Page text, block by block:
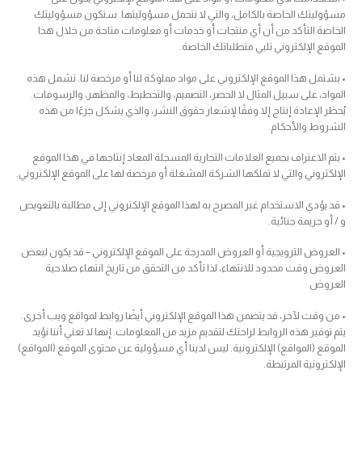
مسؤوليتك الخاصة بالكامل، والتي لا نتحمل مسؤوليتها. ستكون مسؤوليتك
الخاصة التأكد من أن أي منتجات أو خدمات أو معلومات متاحة من خلال هذا
الموقع الإلكتروني تلبي متطلباتك الخاصة.
• يشتمل هذا الموقع الإلكتروني على مواد مملوكة لنا أو مرخصة لنا. تشمل هذه
المواد، على سبيل المثال لا الحصر، التصميم، والتخطيط، والمظهر، والرسومات.
يُحظر الإعادة إنتاج إلا وفقًا لإشعار حقوق النشر، والذي يشكل جزءًا من هذه
الشروط والأحكام.
• يتم الاعتراف بجميع العلامات التجارية المسجلة المعاد إنتاجها في هذا الموقع
الإلكتروني والتي لا تملكها الشركة المشغلة أو مرخصة لها على الموقع الإلكتروني.
• قد يؤدي الاستخدام غير المصرح به لهذا الموقع الإلكتروني إلى مطالبة بالتعويض
و / أو جريمة جنائية.
• العروض الترويجية أو العروض المدرجة على الموقع الإلكتروني – قد يكون لبعض
العروض وقت محدود للانتهاء، لذا تأكد من التحقق من تاريخ انتهاء صلاحية
العروض
• من وقت لآخر، قد يتضمن هذا الموقع الإلكتروني أيضًا روابط لمواقع ويب أخرى.
يتم توفير هذه الروابط لراحتك لتقديم مزيد من المعلومات. إنها لا تعني أننا نؤيد
الموقع (المواقع) الإلكترونية. ليس لدينا أي مسؤولية عن محتوى الموقع (المواقع)
الإلكترونية المرتبطة.